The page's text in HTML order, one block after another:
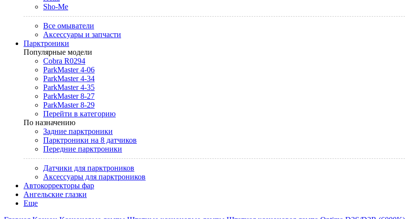
Sho-Me
Все омыватели
Аксессуары и запчасти
Парктроники
Популярные модели
Cobra R0294
ParkMaster 4-06
ParkMaster 4-34
ParkMaster 4-35
ParkMaster 8-27
ParkMaster 8-29
Перейти в категорию
По назначению
Задние парктроники
Парктроники на 8 датчиков
Передние парктроники
Датчики для парктроников
Аксессуары для парктроников
Автокорректоры фар
Ангельские глазки
Еще